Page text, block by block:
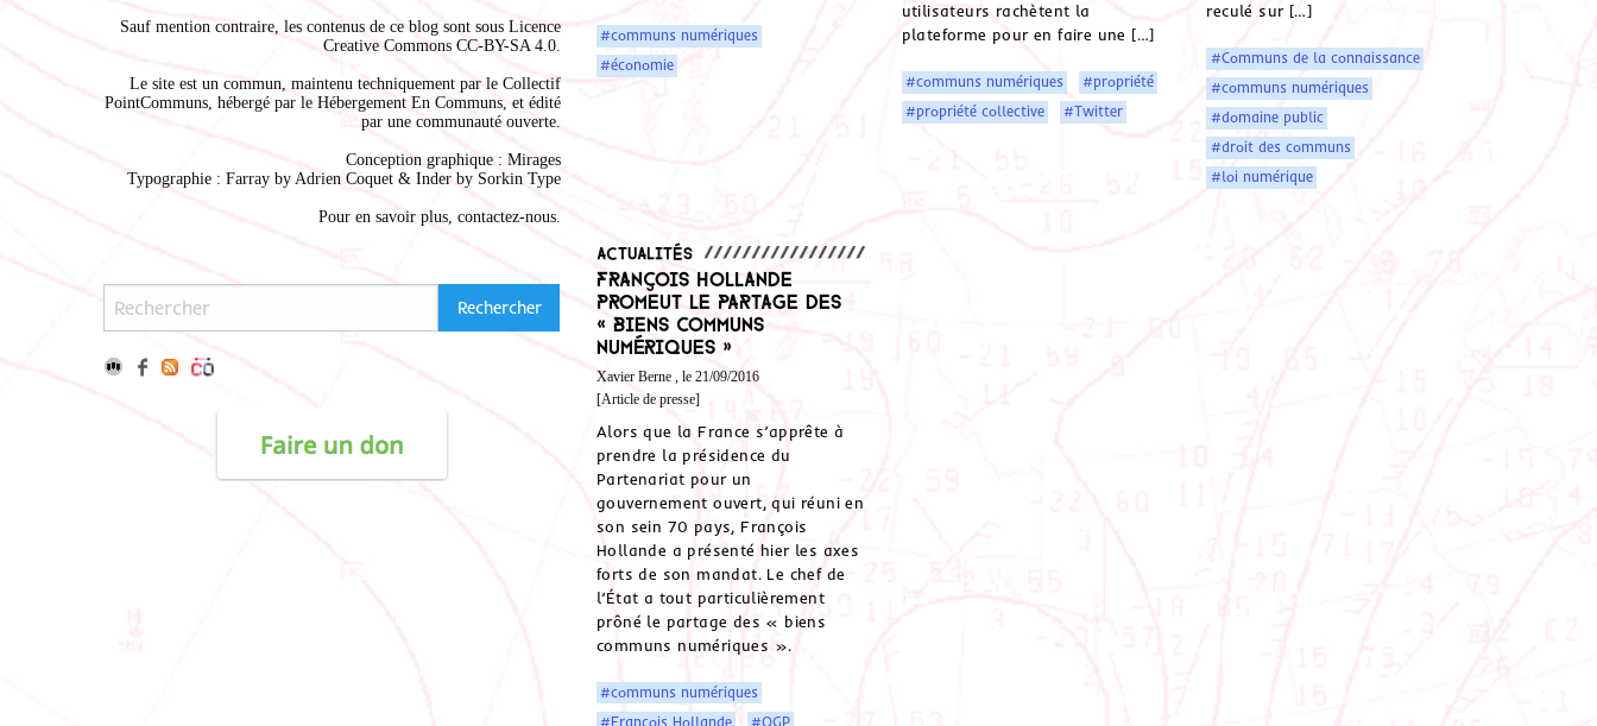
Sauf mention contraire, les contenus de ce blog sont sous Licence
Creative Commons CC-BY-SA 4.0.
Le site est un commun, maintenu techniquement par le Collectif
PointCommuns, hébergé par le Hébergement En Communs, et édité
par une communauté ouverte.
Conception graphique : Mirages
Typographie : Farray by Adrien Coquet & Inder by Sorkin Type
Pour en savoir plus, contactez-nous.
#communs numériques
#économie
utilisateurs rachètent la
plateforme pour en faire une […]
#communs numériques
#propriété
#propriété collective
#Twitter
reculé sur […]
#Communs de la connaissance
#communs numériques
#domaine public
#droit des communs
#loi numérique
Actualités
François Hollande
promeut le partage des
« biens communs
numériques »
Xavier Berne , le 21/09/2016
[Article de presse]
Alors que la France s’apprête à
prendre la présidence du
Partenariat pour un
gouvernement ouvert, qui réuni en
son sein 70 pays, François
Hollande a présenté hier les axes
forts de son mandat. Le chef de
l’État a tout particulièrement
prôné le partage des « biens
communs numériques ».
#communs numériques
#François Hollande
#OGP